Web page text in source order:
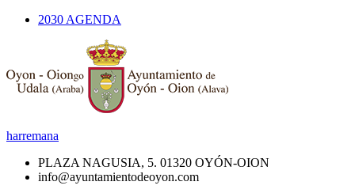
2030 AGENDA
harremana
PLAZA NAGUSIA, 5. 01320 OYÓN-OION
info@ayuntamientodeoyon.com